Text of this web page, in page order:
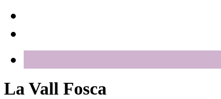
La Vall Fosca